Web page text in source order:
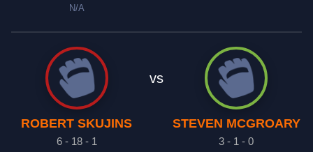
N/A
ROBERT SKUJINS
6 - 18 - 1
vs
STEVEN MCGROARY
3 - 1 - 0